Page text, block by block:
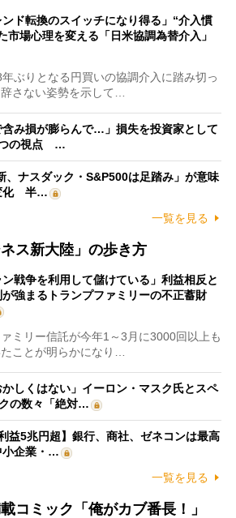
ンド転換のスイッチになり得る」“介入慣
市場心理を変える「日米協調為替介入」
ぶりとなる円買いの協調介入に踏み切っ
さない姿勢を示して…
含み損が膨らんで…」損失を投資家として
つの視点 …
、ナスダック・S&P500は足踏み」が意味
化 半…
一覧を見る
ス新大陸」の歩き方
ン戦争を利用して儲けている」利益相反と
強まるトランプファミリーの不正蓄財
ミリー信託が今年1～3月に3000回以上も
ことが明らかになり…
かしくはない」イーロン・マスク氏とスペ
の数々「絶対…
益5兆円超】銀行、商社、ゼネコンは最高
小企業・…
一覧を見る
コミック「俺がカブ番長！」